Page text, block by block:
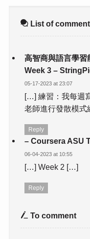
List of
高智商與語言學
Week 3 –
05-17-2023 at 23:07
[…] 練習：我每週
老師進行發散模
Reply
– Coursera ASU
06-04-2023 at 10:55
[…] Week 2 […]
Reply
To comment